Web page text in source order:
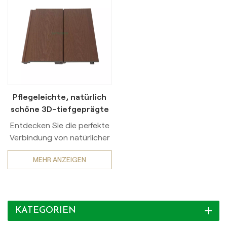
Pflegeleichte, natürlich
schöne 3D-tiefgeprägte
WPC-Wandpaneele für
den Außenbereich
Entdecken Sie die perfekte
Verbindung von natürlicher
Schönheit und moderner
Technologie mit unseren
Verbundwerkstoff) für den
Außenbereich. Unsere
MEHR ANZEIGEN
KATEGORIEN